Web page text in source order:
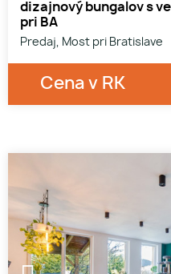
dizajnový bungalov s
pri BA
Predaj, Most pri Bratislave
Cena v RK